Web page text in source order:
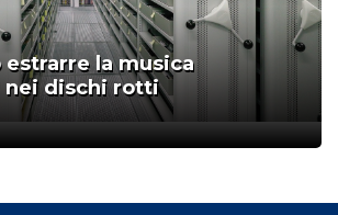
estrarre la musica
nei dischi rotti